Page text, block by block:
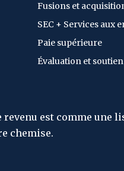
Fusions et
SEC + Services aux
Paie supérieure
Évaluation et
blanchisserie - dans